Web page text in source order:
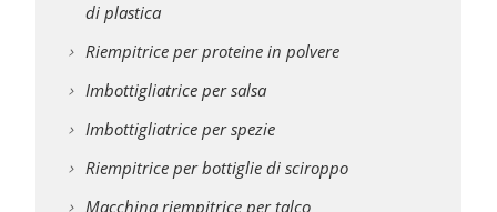
di plastica
Riempitrice per proteine in polvere
Imbottigliatrice per salsa
Imbottigliatrice per spezie
Riempitrice per bottiglie di sciroppo
Macchina riempitrice per talco